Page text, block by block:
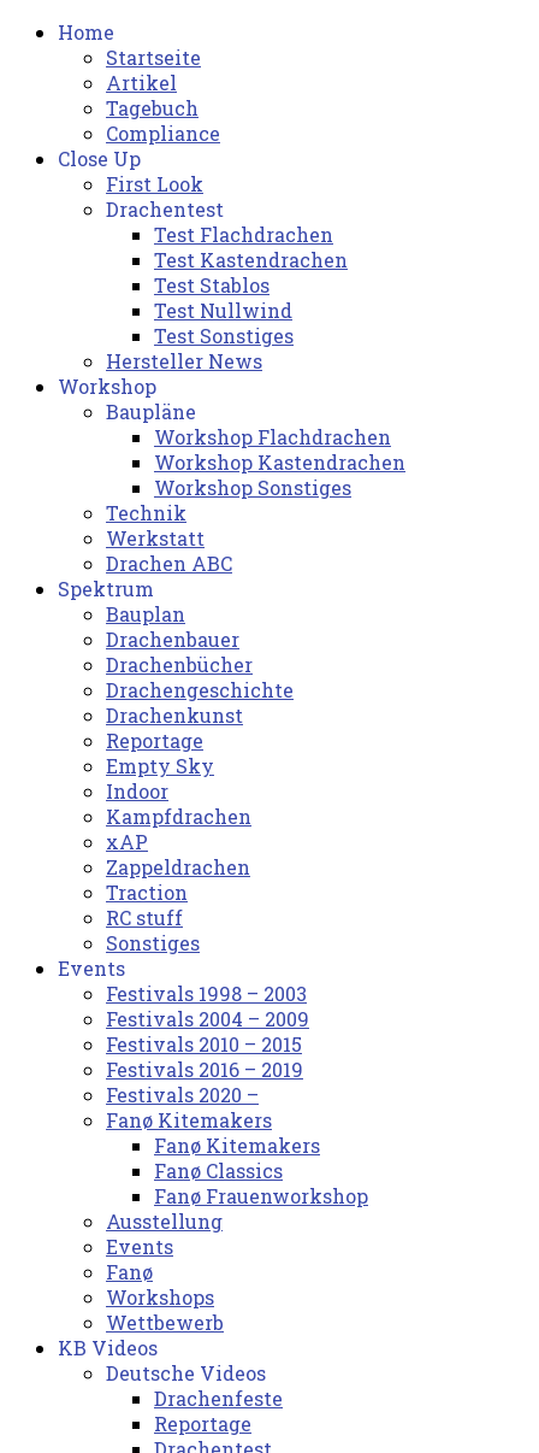
Home
Startseite
Artikel
Tagebuch
Compliance
Close Up
First Look
Drachentest
Test Flachdrachen
Test Kastendrachen
Test Stablos
Test Nullwind
Test Sonstiges
Hersteller News
Workshop
Baupläne
Workshop Flachdrachen
Workshop Kastendrachen
Workshop Sonstiges
Technik
Werkstatt
Drachen ABC
Spektrum
Bauplan
Drachenbauer
Drachenbücher
Drachengeschichte
Drachenkunst
Reportage
Empty Sky
Indoor
Kampfdrachen
xAP
Zappeldrachen
Traction
RC stuff
Sonstiges
Events
Festivals 1998 – 2003
Festivals 2004 – 2009
Festivals 2010 – 2015
Festivals 2016 – 2019
Festivals 2020 –
Fanø Kitemakers
Fanø Kitemakers
Fanø Classics
Fanø Frauenworkshop
Ausstellung
Events
Fanø
Workshops
Wettbewerb
KB Videos
Deutsche Videos
Drachenfeste
Reportage